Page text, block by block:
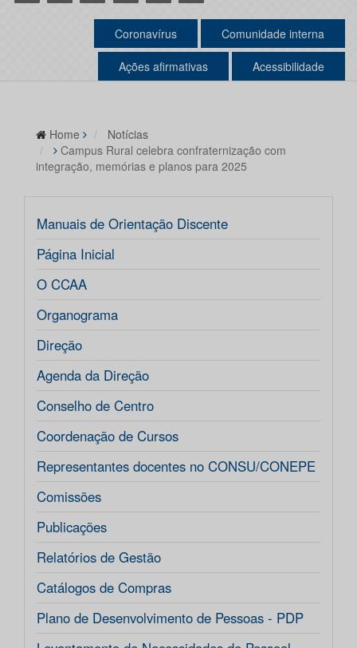
Coronavírus Comunidade interna
Ações afirmativas Acessibilidade
Home
Notícias
Campus Rural celebra confraternização com
integração, memórias e planos para 2025
Manuais de Orientação Discente
Página Inicial
O CCAA
Organograma
Direção
Agenda da Direção
Conselho de Centro
Coordenação de Cursos
Representantes docentes no CONSU/CONEPE
Comissões
Publicações
Relatórios de Gestão
Catálogos de Compras
Plano de Desenvolvimento de Pessoas - PDP